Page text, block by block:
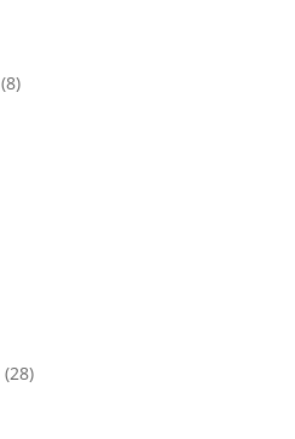
(8)
(28)